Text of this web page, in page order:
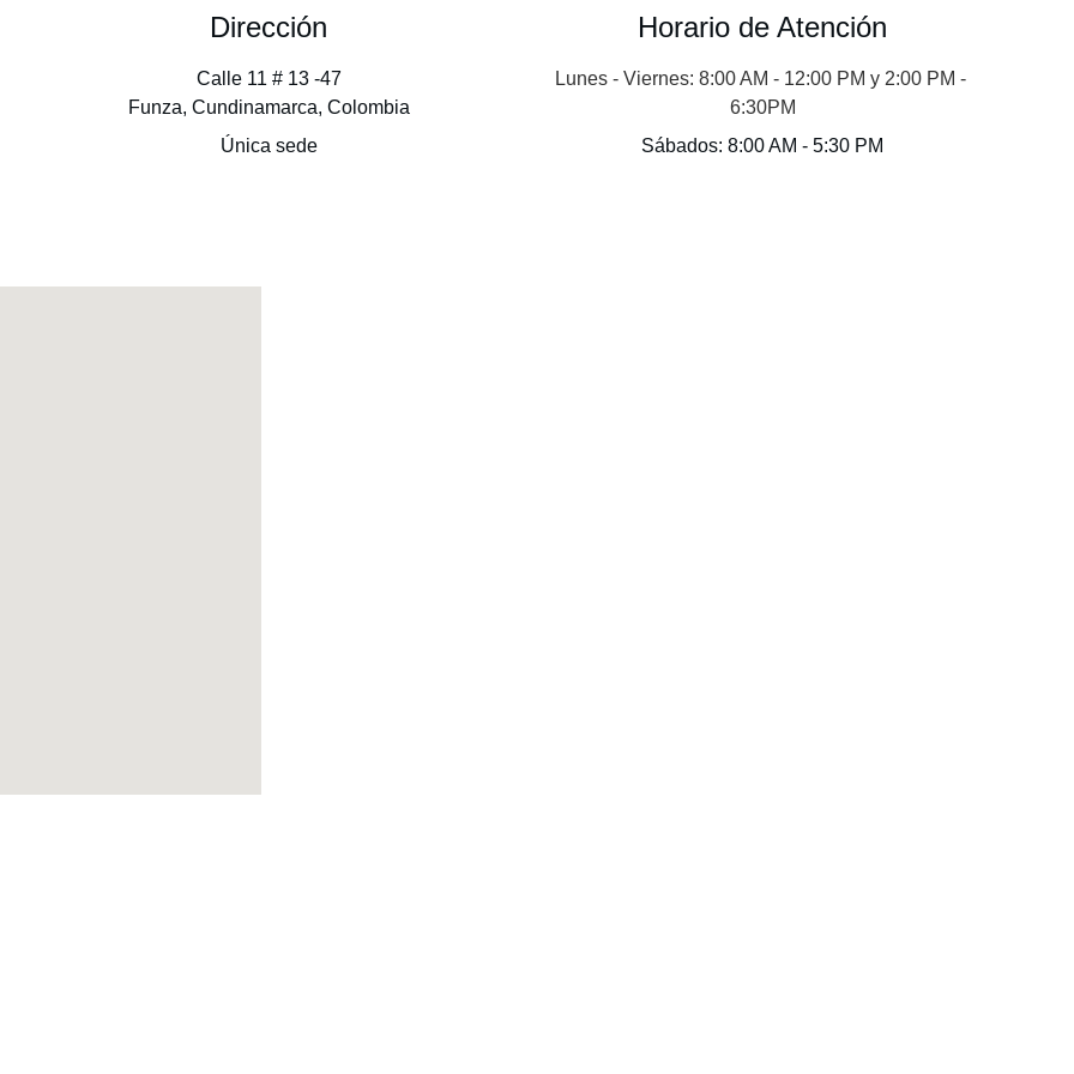
Dirección
Calle 11 # 13 -47
Funza, Cundinamarca, Colombia
Única sede
Horario de Atención
Lunes - Viernes: 8:00 AM - 12:00 PM y 2:00 PM -
6:30PM
Sábados: 8:00 AM - 5:30 PM